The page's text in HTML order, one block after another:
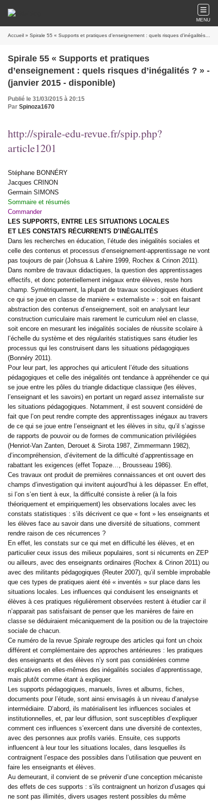
MENU
Accueil » Spirale 55 « Supports et pratiques d’enseignement : quels risques d’inégalités ? » - (janvier 2015 - disponible)
Spirale 55 « Supports et pratiques
d’enseignement : quels risques d’inégalités ? » -
(janvier 2015 - disponible)
Publié le 31/03/2015 à 20:15
Par Spinoza1670
http://spirale-edu-revue.fr/spip.php?
article1201
Stéphane BONNÉRY
Jacques CRINON
Germain SIMONS
Sommaire et résumés
Commander
LES SUPPORTS, ENTRE LES SITUATIONS LOCALES
ET LES CONSTATS RÉCURRENTS D’INÉGALITÉS
Dans les recherches en éducation, l’étude des inégalités sociales et
celle des contenus et processus d’enseignement-apprentissage ne vont
pas toujours de pair (Johsua & Lahire 1999, Rochex & Crinon 2011).
Dans nombre de travaux didactiques, la question des apprentissages
effectifs, et donc potentiellement inégaux entre élèves, reste hors
champ. Symétriquement, la plupart de travaux sociologiques étudient
ce qui se joue en classe de manière « externaliste » : soit en faisant
abstraction des contenus d’enseignement, soit en analysant leur
construction curriculaire mais rarement le curriculum réel en classe,
soit encore en mesurant les inégalités sociales de réussite scolaire à
l’échelle du système et des régularités statistiques sans étudier les
processus qui les construisent dans les situations pédagogiques
(Bonnéry 2011).
Pour leur part, les approches qui articulent l’étude des situations
pédagogiques et celle des inégalités ont tendance à appréhender ce qui
se joue entre les pôles du triangle didactique classique (les élèves,
l’enseignant et les savoirs) en portant un regard assez internaliste sur
les situations pédagogiques. Notamment, il est souvent considéré de
fait que l’on peut rendre compte des apprentissages inégaux au travers
de ce qui se joue entre l’enseignant et les élèves in situ, qu’il s’agisse
de rapports de pouvoir ou de formes de communication privilégiées
(Henriot-Van Zanten, Derouet & Sirota 1987, Zimmermann 1982),
d’incompréhension, d’évitement de la difficulté d’apprentissage en
rabattant les exigences (effet Topaze…, Brousseau 1986).
Ces travaux ont produit de premières connaissances et ont ouvert des
champs d’investigation qui invitent aujourd’hui à les dépasser. En effet,
si l’on s’en tient à eux, la difficulté consiste à relier (à la fois
théoriquement et empiriquement) les observations locales avec les
constats statistiques : s’ils décrivent ce que « font » les enseignants et
les élèves face au savoir dans une diversité de situations, comment
rendre raison de ces récurrences ?
En effet, les constats sur ce qui met en difficulté les élèves, et en
particulier ceux issus des milieux populaires, sont si récurrents en ZEP
ou ailleurs, avec des enseignants ordinaires (Rochex & Crinon 2011) ou
avec des militants pédagogiques (Reuter 2007), qu’il semble improbable
que ces types de pratiques aient été « inventés » sur place dans les
situations locales. Les influences qui conduisent les enseignants et
élèves à ces pratiques régulièrement observées restent à étudier car il
n’apparait pas satisfaisant de penser que les manières de faire en
classe se déduiraient mécaniquement de la position ou de la trajectoire
sociale de chacun.
Ce numéro de la revue Spirale regroupe des articles qui font un choix
différent et complémentaire des approches antérieures : les pratiques
des enseignants et des élèves n’y sont pas considérées comme
explicatives en elles-mêmes des inégalités sociales d’apprentissage,
mais plutôt comme étant à expliquer.
Les supports pédagogiques, manuels, livres et albums, fiches,
documents pour l’étude, sont ainsi envisagés à un niveau d’analyse
intermédiaire. D’abord, ils matérialisent les influences sociales et
institutionnelles, et, par leur diffusion, sont susceptibles d’expliquer
comment ces influences s’exercent dans une diversité de contextes,
avec des personnes aux profils variés. Ensuite, ces supports
influencent à leur tour les situations locales, dans lesquelles ils
contraignent l’espace des possibles dans l’utilisation que peuvent en
faire les enseignants et élèves.
Au demeurant, il convient de se prévenir d’une conception mécaniste
des effets de ces supports : s’ils contraignent un horizon d’usages qui
ne sont pas illimités, divers usages restent possibles du même